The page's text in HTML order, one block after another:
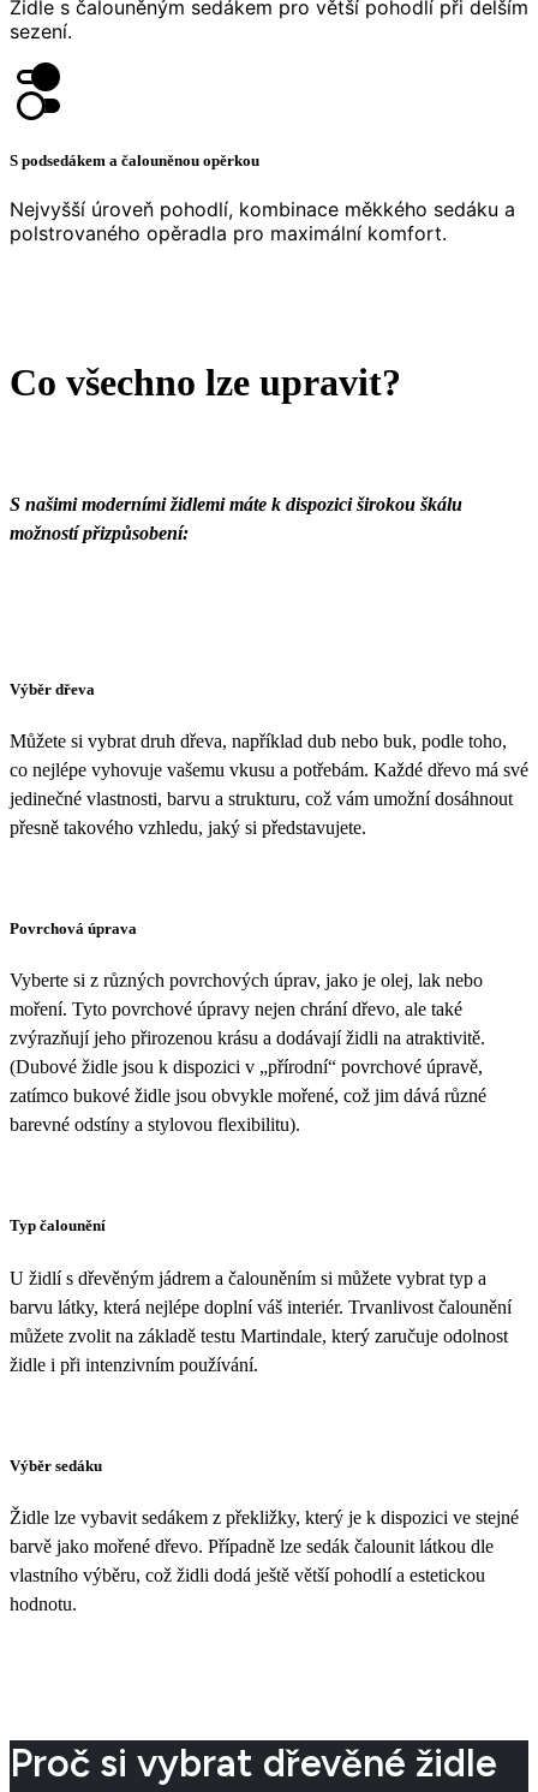
Židle s čalouněným sedákem pro větší pohodlí při delším
sezení.
S podsedákem a čalouněnou opěrkou
Nejvyšší úroveň pohodlí, kombinace měkkého sedáku a
polstrovaného opěradla pro maximální komfort.
Co všechno lze upravit?
S našimi moderními židlemi máte k dispozici širokou škálu
možností přizpůsobení:
Výběr dřeva
Můžete si vybrat druh dřeva, například dub nebo buk, podle toho,
co nejlépe vyhovuje vašemu vkusu a potřebám. Každé dřevo má své
jedinečné vlastnosti, barvu a strukturu, což vám umožní dosáhnout
přesně takového vzhledu, jaký si představujete.
Povrchová úprava
Vyberte si z různých povrchových úprav, jako je olej, lak nebo
moření. Tyto povrchové úpravy nejen chrání dřevo, ale také
zvýrazňují jeho přirozenou krásu a dodávají židli na atraktivitě.
(Dubové židle jsou k dispozici v „přírodní“ povrchové úpravě,
zatímco bukové židle jsou obvykle mořené, což jim dává různé
barevné odstíny a stylovou flexibilitu).
Typ čalounění
U židlí s dřevěným jádrem a čalouněním si můžete vybrat typ a
barvu látky, která nejlépe doplní váš interiér. Trvanlivost čalounění
můžete zvolit na základě testu Martindale, který zaručuje odolnost
židle i při intenzivním používání.
Výběr sedáku
Židle lze vybavit sedákem z překližky, který je k dispozici ve stejné
barvě jako mořené dřevo. Případně lze sedák čalounit látkou dle
vlastního výběru, což židli dodá ještě větší pohodlí a estetickou
hodnotu.
Proč si vybrat dřevěné židle